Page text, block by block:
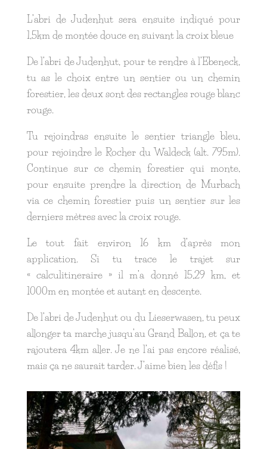
L’abri de Judenhut sera ensuite indiqué pour
1,5km de montée douce en suivant la croix bleue
De l’abri de Judenhut, pour te rendre à l’Ebeneck,
tu as le choix entre un sentier ou un chemin
forestier, les deux sont des rectangles rouge blanc
rouge.
Tu rejoindras ensuite le sentier triangle bleu,
pour rejoindre le Rocher du Waldeck (alt. 795m).
Continue sur ce chemin forestier qui monte,
pour ensuite prendre la direction de Murbach
via ce chemin forestier puis un sentier sur les
derniers mètres avec la croix rouge.
Le tout fait environ 16 km d’après mon
application. Si tu trace le trajet sur
« calculitineraire » il m’a donné 15,29 km, et
1000m en montée et autant en descente.
De l’abri de Judenhut ou du Lieserwasen, tu peux
allonger ta marche jusqu’au Grand Ballon, et ça te
rajoutera 4km aller. Je ne l’ai pas encore réalisé,
mais ça ne saurait tarder. J’aime bien les défis !